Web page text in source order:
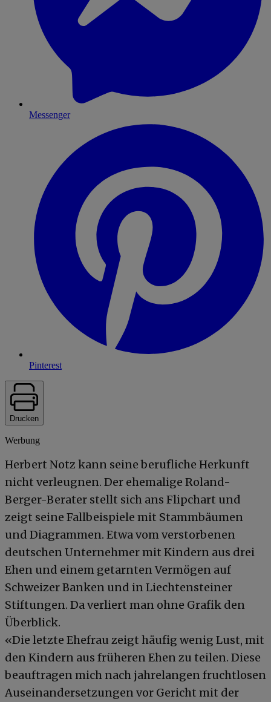
Messenger
Pinterest
Drucken
Werbung
Herbert Notz kann seine berufliche Herkunft
nicht verleugnen. Der ehemalige Roland-
Berger-Berater stellt sich ans Flipchart und
zeigt seine Fallbeispiele mit Stammbäumen
und Diagrammen. Etwa vom verstorbenen
deutschen Unternehmer mit Kindern aus drei
Ehen und einem getarnten Vermögen auf
Schweizer Banken und in Liechtensteiner
Stiftungen. Da verliert man ohne Grafik den
Überblick.
«Die letzte Ehefrau zeigt häufig wenig Lust, mit
den Kindern aus früheren Ehen zu teilen. Diese
beauftragen mich nach jahrelangen fruchtlosen
Auseinandersetzungen vor Gericht mit der